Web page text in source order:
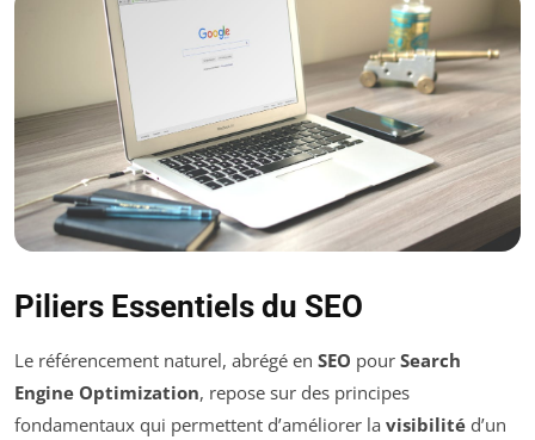
Piliers Essentiels du SEO
Le référencement naturel, abrégé en SEO pour Search
Engine Optimization, repose sur des principes
fondamentaux qui permettent d’améliorer la visibilité d’un